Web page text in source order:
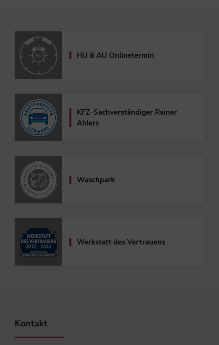
HU & AU Onlinetermin
KFZ-Sachverständiger Rainer
Ahlers
Waschpark
Werkstatt des Vertrauens
Kontakt